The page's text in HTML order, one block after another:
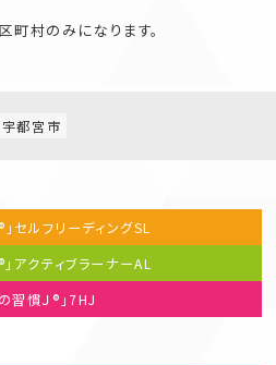
町村のみになります。
宇都宮市
」セルフリーディングSL
アクティブラーナーAL
習慣Ｊ®」 7HJ